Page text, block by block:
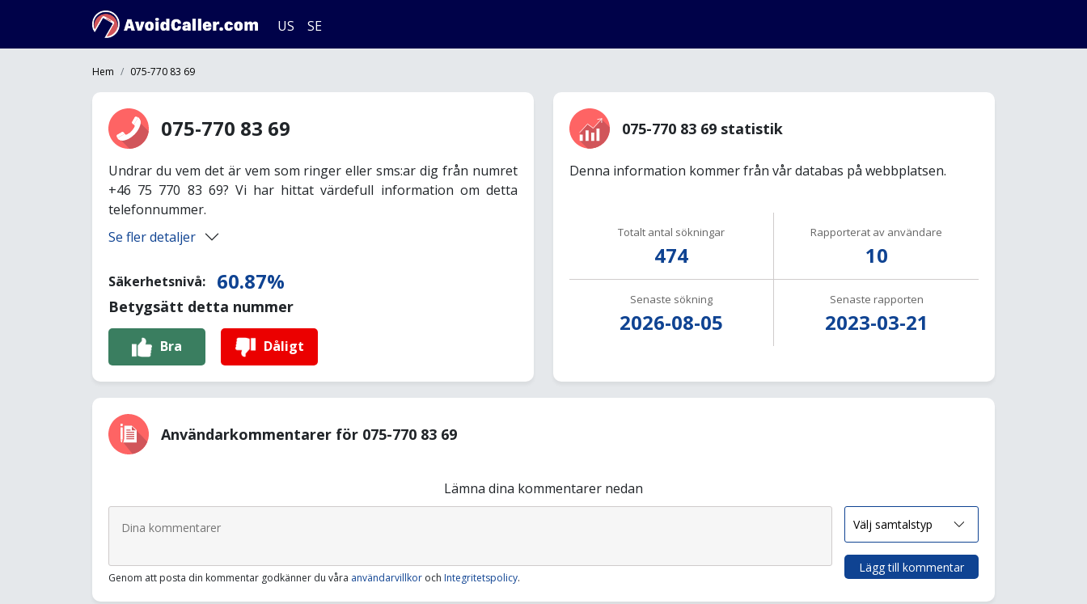
US SE
Hem 075-770 83 69
075-770 83 69
Undrar du vem det är vem som ringer eller sms:ar dig från numret
+46 75 770 83 69? Vi har hittat värdefull information om detta
telefonnummer.
Se fler detaljer
Säkerhetsnivå: 60.87%
Betygsätt detta nummer
Bra Dåligt
075-770 83 69 statistik
Denna information kommer från vår databas på webbplatsen.
Totalt antal sökningar
474
Rapporterat av användare
10
Senaste sökning
2026-08-05
Senaste rapporten
2023-03-21
Användarkommentarer för 075-770 83 69
Lämna dina kommentarer nedan
Genom att posta din kommentar godkänner du våra användarvillkor och Integritetspolicy.
Lägg till kommentar